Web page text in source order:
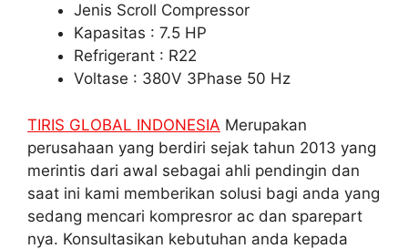
Jenis Scroll Compressor
Kapasitas : 7.5 HP
Refrigerant : R22
Voltase : 380V 3Phase 50 Hz
TIRIS GLOBAL INDONESIA Merupakan
perusahaan yang berdiri sejak tahun 2013 yang
merintis dari awal sebagai ahli pendingin dan
saat ini kami memberikan solusi bagi anda yang
sedang mencari kompresror ac dan sparepart
nya. Konsultasikan kebutuhan anda kepada